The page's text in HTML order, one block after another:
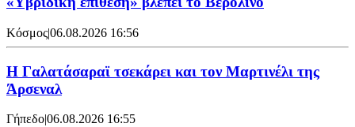
Κόσμος|06.08.2026 16:56
H Γαλατάσαραϊ τσεκάρει και τον Μαρτινέλι της
Άρσεναλ
Γήπεδο|06.08.2026 16:55